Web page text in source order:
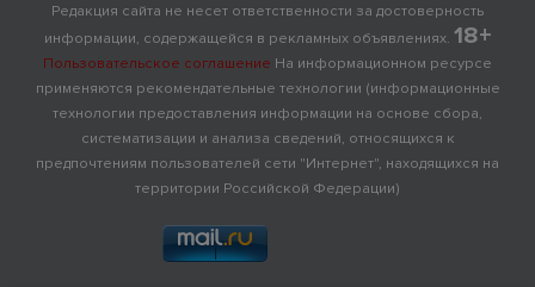
Редакция сайта не несет ответственности за достоверность
информации, содержащейся в рекламных объявлениях. 18+
Пользовательское соглашение На информационном ресурсе
применяются рекомендательные технологии (информационные
технологии предоставления информации на основе сбора,
систематизации и анализа сведений, относящихся к
предпочтениям пользователей сети "Интернет", находящихся на
территории Российской Федерации)